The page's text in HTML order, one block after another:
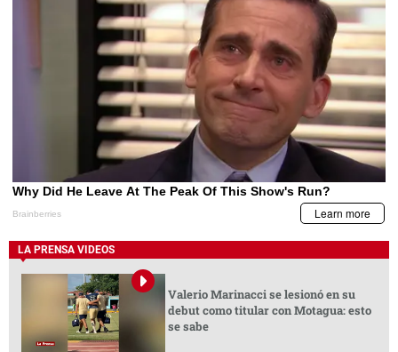
LA PRENSA VIDEOS
Valerio Marinacci se lesionó en su
debut como titular con Motagua: esto
se sabe